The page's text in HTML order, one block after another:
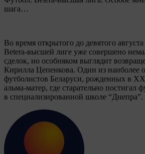
шага…
Во время открытого до девятого
Betera-высшей лиге уже совершено
сделок, но особняком выглядит
Кирилла Цепенкова. Один из наиболее
футболистов Беларуси, рожденных в
альма-матер, где старательно постигал
в специализированной школе “Днепра”.